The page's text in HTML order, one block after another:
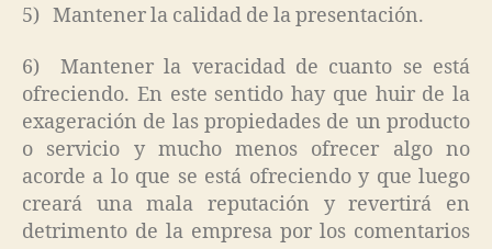
5) Mantener la calidad de la presentación.
6) Mantener la veracidad de cuanto se está
ofreciendo. En este sentido hay que huir de la
exageración de las propiedades de un producto
o servicio y mucho menos ofrecer algo no
acorde a lo que se está ofreciendo y que luego
creará una mala reputación y revertirá en
detrimento de la empresa por los comentarios